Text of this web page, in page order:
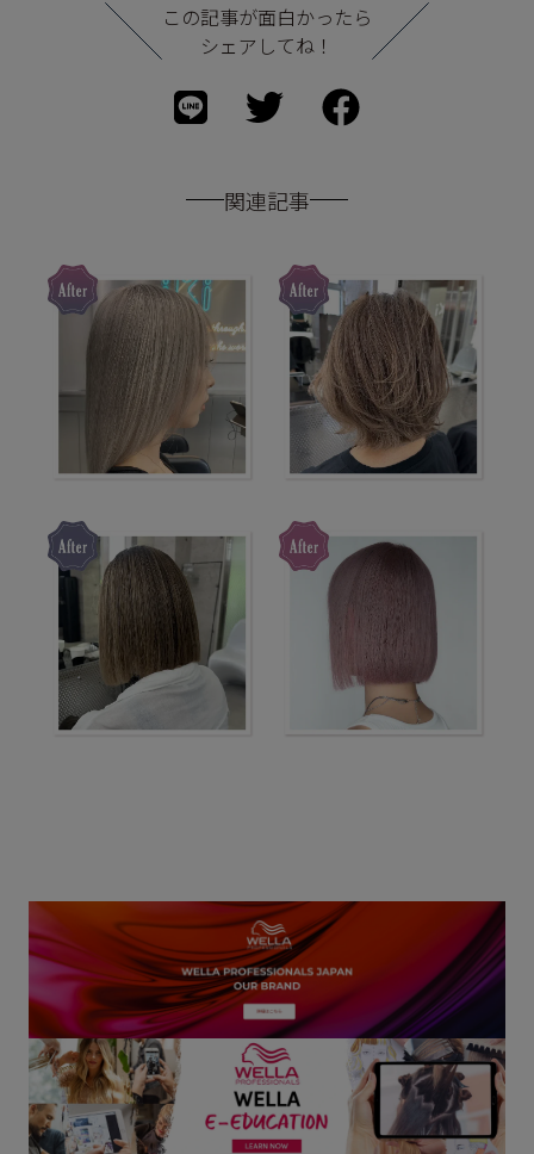
この記事が面白かったら
シェアしてね！
関連記事